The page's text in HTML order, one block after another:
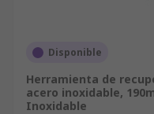
Disponible
Herramienta de
acero inoxidable,
Inoxidable